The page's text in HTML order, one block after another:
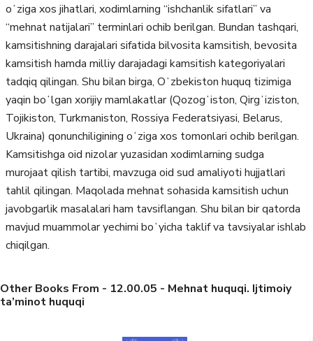
oʻziga xos jihatlari, xodimlarning “ishchanlik sifatlari” va
“mehnat natijalari” terminlari ochib berilgan. Bundan tashqari,
kamsitishning darajalari sifatida bilvosita kamsitish, bevosita
kamsitish hamda milliy darajadagi kamsitish kategoriyalari
tadqiq qilingan. Shu bilan birga, Oʻzbekiston huquq tizimiga
yaqin boʻlgan xorijiy mamlakatlar (Qozogʻiston, Qirgʻiziston,
Tojikiston, Turkmaniston, Rossiya Federatsiyasi, Belarus,
Ukraina) qonunchiligining oʻziga xos tomonlari ochib berilgan.
Kamsitishga oid nizolar yuzasidan xodimlarning sudga
murojaat qilish tartibi, mavzuga oid sud amaliyoti hujjatlari
tahlil qilingan. Maqolada mehnat sohasida kamsitish uchun
javobgarlik masalalari ham tavsiflangan. Shu bilan bir qatorda
mavjud muammolar yechimi boʻyicha taklif va tavsiyalar ishlab
chiqilgan.
Other Books From - 12.00.05 - Mehnat huquqi. Ijtimoiy
ta’minot huquqi